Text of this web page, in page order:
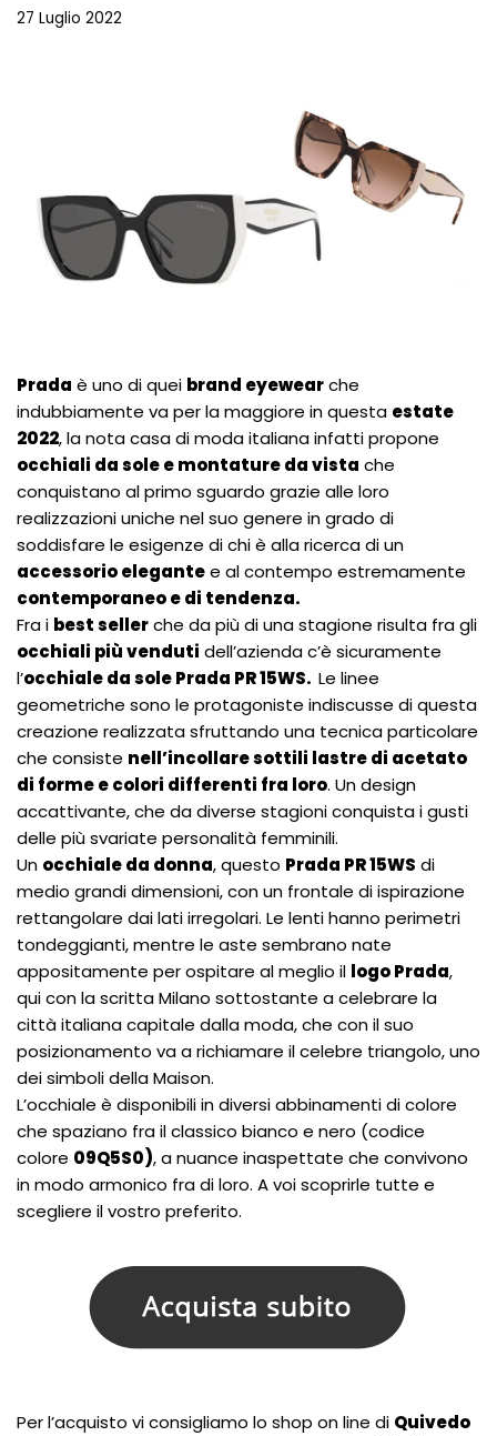
27 Luglio 2022
Prada è uno di quei brand eyewearche
indubbiamente va per la maggiore in questa estate
2022, la nota casa di moda italiana infatti propone
occhiali da sole e montature da vista che
conquistano al primo sguardo grazie alle loro
realizzazioni uniche nel suo genere in grado di
soddisfare le esigenze di chi è alla ricerca di un
accessorio elegantee al contempo estremamente
contemporaneo e di tendenza.
Fra i best sellerche da più di una stagione risulta fra gli
occhiali più venduti dell’azienda c’è sicuramente
l’occhiale da sole Prada PR 15WS. Le linee
geometriche sono le protagoniste indiscusse di questa
creazione realizzata sfruttando una tecnica particolare
che consiste nell’incollare sottili lastre di acetato
di forme e colori differenti fra loro. Un design
accattivante, che da diverse stagioni conquista i gusti
delle più svariate personalità femminili.
Un occhiale da donna, questo Prada PR 15WS di
medio grandi dimensioni, con un frontale di ispirazione
rettangolare dai lati irregolari. Le lenti hanno perimetri
tondeggianti, mentre le aste sembrano nate
appositamente per ospitare al meglio il logo Prada,
qui con la scritta Milano sottostante a celebrare la
città italiana capitale dalla moda, che con il suo
posizionamento va a richiamare il celebre triangolo, uno
dei simboli della Maison.
L’occhiale è disponibili in diversi abbinamenti di colore
che spaziano fra il classico bianco e nero (codice
colore 09Q5S0), a nuance inaspettate che convivono
in modo armonico fra di loro. A voi scoprirle tutte e
scegliere il vostro preferito.
Per l’acquisto vi consigliamo lo shop on line di Quivedo